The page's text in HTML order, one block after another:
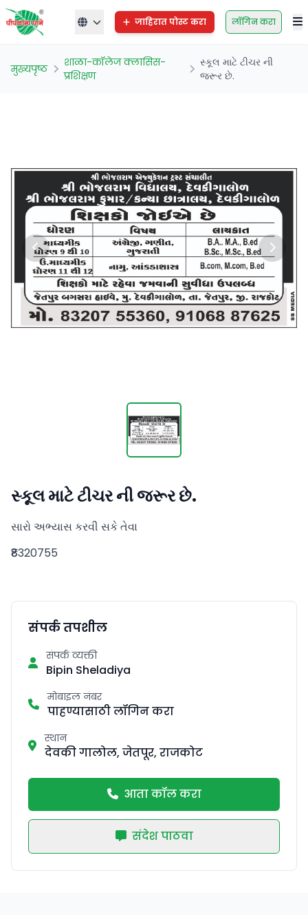
जाहिरात पोस्ट करा लॉगिन करा
मुख्यपृष्ठ
शाळा-कॉलेज क्लासिस-
प्रशिक्षण
સ્કૂલ માટે ટીચર ની
જરૂર છે.
સ્કૂલ માટે ટીચર ની જરૂર છે.
સારો અભ્યાસ કરવી સકે તેવા
₹8320755
संपर्क तपशील
संपर्क व्यक्ती
Bipin Sheladiya
मोबाइल नंबर
पाहण्यासाठी लॉगिन करा
स्थान
देवकी गालोल, जेतपूर, राजकोट
आता कॉल करा
संदेश पाठवा